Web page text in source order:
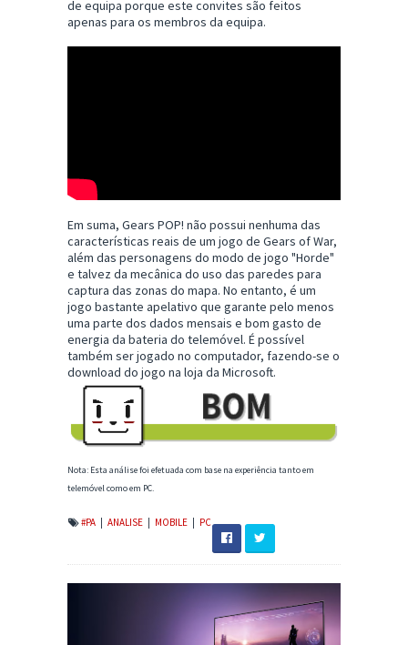
de equipa porque este convites são feitos
apenas para os membros da equipa.
Em suma, Gears POP! não possui nenhuma das
características reais de um jogo de Gears of War,
além das personagens do modo de jogo "Horde"
e talvez da mecânica do uso das paredes para
captura das zonas do mapa. No entanto, é um
jogo bastante apelativo que garante pelo menos
uma parte dos dados mensais e bom gasto de
energia da bateria do telemóvel. É possível
também ser jogado no computador, fazendo-se o
download do jogo na loja da Microsoft.
Nota: Esta análise foi efetuada com base na experiência tanto em
telemóvel como em PC.
#PA | ANALISE | MOBILE | PC